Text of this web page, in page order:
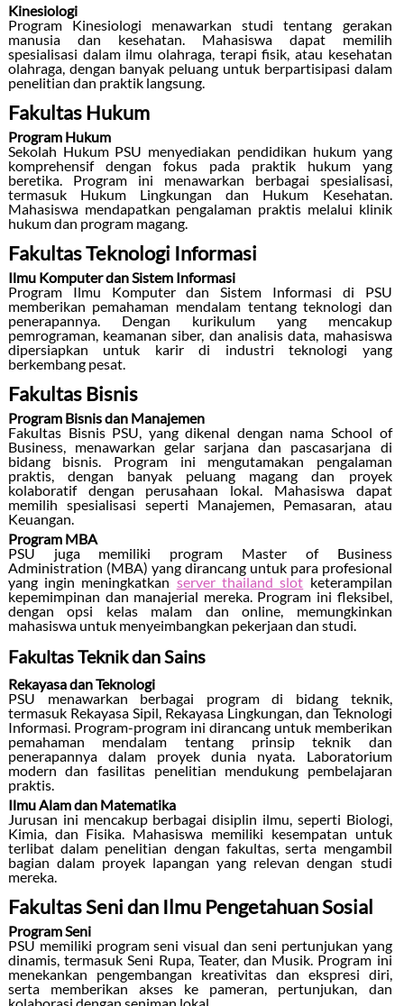
Kinesiologi
Program Kinesiologi menawarkan studi tentang gerakan
manusia dan kesehatan. Mahasiswa dapat memilih
spesialisasi dalam ilmu olahraga, terapi fisik, atau kesehatan
olahraga, dengan banyak peluang untuk berpartisipasi dalam
penelitian dan praktik langsung.
Fakultas Hukum
Program Hukum
Sekolah Hukum PSU menyediakan pendidikan hukum yang
komprehensif dengan fokus pada praktik hukum yang
beretika. Program ini menawarkan berbagai spesialisasi,
termasuk Hukum Lingkungan dan Hukum Kesehatan.
Mahasiswa mendapatkan pengalaman praktis melalui klinik
hukum dan program magang.
Fakultas Teknologi Informasi
Ilmu Komputer dan Sistem Informasi
Program Ilmu Komputer dan Sistem Informasi di PSU
memberikan pemahaman mendalam tentang teknologi dan
penerapannya. Dengan kurikulum yang mencakup
pemrograman, keamanan siber, dan analisis data, mahasiswa
dipersiapkan untuk karir di industri teknologi yang
berkembang pesat.
Fakultas Bisnis
Program Bisnis dan Manajemen
Fakultas Bisnis PSU, yang dikenal dengan nama School of
Business, menawarkan gelar sarjana dan pascasarjana di
bidang bisnis. Program ini mengutamakan pengalaman
praktis, dengan banyak peluang magang dan proyek
kolaboratif dengan perusahaan lokal. Mahasiswa dapat
memilih spesialisasi seperti Manajemen, Pemasaran, atau
Keuangan.
Program MBA
PSU juga memiliki program Master of Business
Administration (MBA) yang dirancang untuk para profesional
yang ingin meningkatkanserver thailand slot keterampilan
kepemimpinan dan manajerial mereka. Program ini fleksibel,
dengan opsi kelas malam dan online, memungkinkan
mahasiswa untuk menyeimbangkan pekerjaan dan studi.
Fakultas Teknik dan Sains
Rekayasa dan Teknologi
PSU menawarkan berbagai program di bidang teknik,
termasuk Rekayasa Sipil, Rekayasa Lingkungan, dan Teknologi
Informasi. Program-program ini dirancang untuk memberikan
pemahaman mendalam tentang prinsip teknik dan
penerapannya dalam proyek dunia nyata. Laboratorium
modern dan fasilitas penelitian mendukung pembelajaran
praktis.
Ilmu Alam dan Matematika
Jurusan ini mencakup berbagai disiplin ilmu, seperti Biologi,
Kimia, dan Fisika. Mahasiswa memiliki kesempatan untuk
terlibat dalam penelitian dengan fakultas, serta mengambil
bagian dalam proyek lapangan yang relevan dengan studi
mereka.
Fakultas Seni dan Ilmu Pengetahuan Sosial
Program Seni
PSU memiliki program seni visual dan seni pertunjukan yang
dinamis, termasuk Seni Rupa, Teater, dan Musik. Program ini
menekankan pengembangan kreativitas dan ekspresi diri,
serta memberikan akses ke pameran, pertunjukan, dan
kolaborasi dengan seniman lokal.